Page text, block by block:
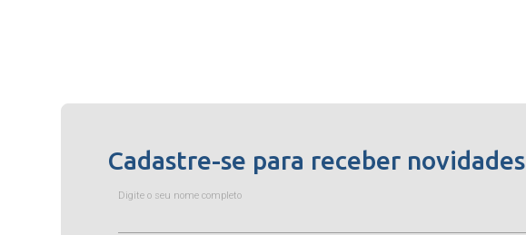
Cadastre-se para receber novidades
Digite o seu nome completo